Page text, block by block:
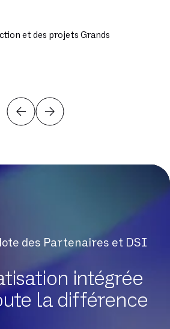
et des projets Grands
des Partenaires et DSI
intégrée
la différence